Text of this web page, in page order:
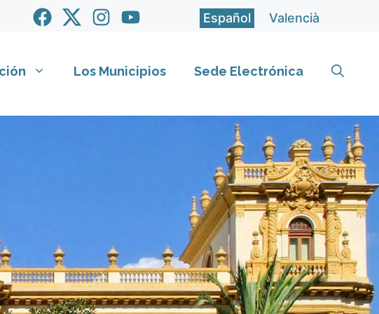
Español Valencià
Los Municipios Sede Electrónica